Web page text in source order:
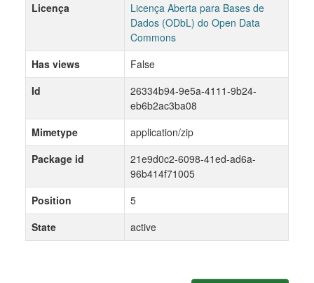
Licença
Licença Aberta para Bases de
Dados (ODbL) do Open Data
Commons
Has views
False
Id
26334b94-9e5a-4111-9b24-
eb6b2ac3ba08
Mimetype
application/zip
Package id
21e9d0c2-6098-41ed-ad6a-
96b414f71005
Position
5
State
active